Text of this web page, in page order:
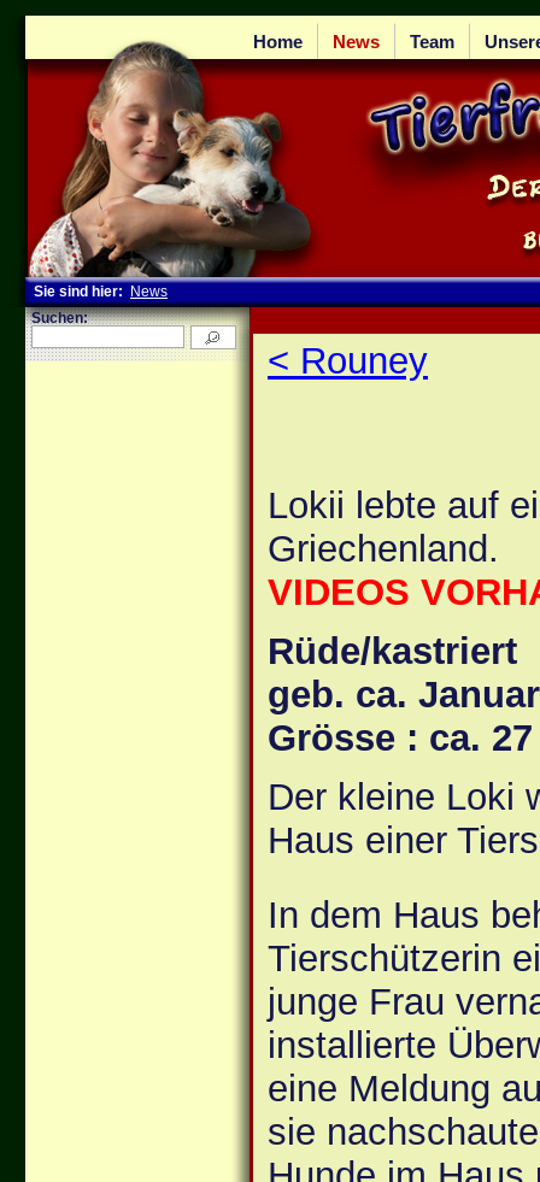
Home News Team
Sie sind hier:
News
Suchen:
< Rouney
Lokii lebte auf
Griechenland.
VIDEOS
Rüde/kastriert
geb. ca.
Grösse : ca.
Der kleine Loki
Haus einer
In dem Haus
Tierschützerin
junge Frau
installierte
eine Meldung
sie